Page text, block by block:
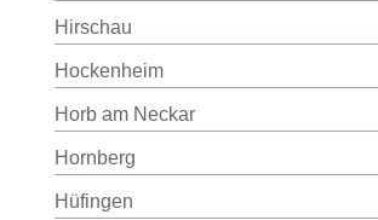
Hirschau
Hockenheim
Horb am Neckar
Hornberg
Hüfingen